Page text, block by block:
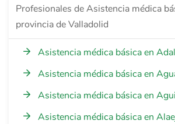
Profesionales de Asistencia médica
provincia de Valladolid
Asistencia médica básica en
Asistencia médica básica en
Asistencia médica básica en
Asistencia médica básica en